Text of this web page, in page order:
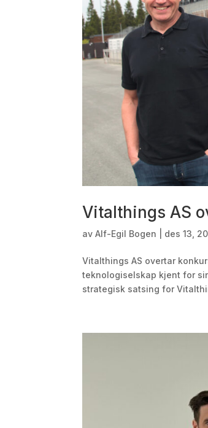
Vitalthings AS
avAlf-Egil Bogen des 13,
Vitalthings AS overtar
teknologiselskap kjent for
strategisk satsing for